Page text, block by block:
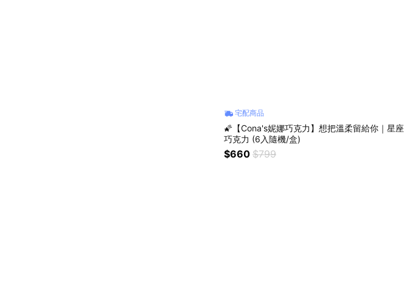
宅配商品
🌠【Cona's妮娜巧克力】想把溫柔留給你｜星座
巧克力 (6入隨機/盒)
$660 $799